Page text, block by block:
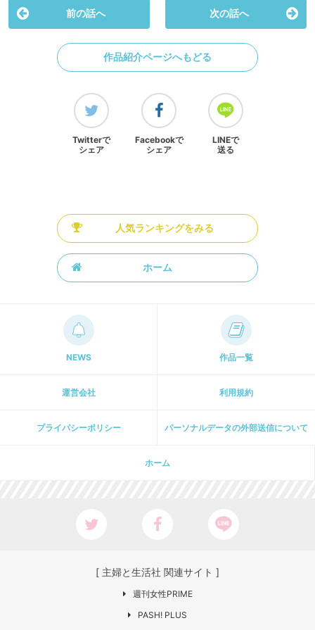
前の話へ 次の話へ
作品紹介ページへもどる
Twitterで
シェア
Facebookで
シェア
LINEで
送る
人気ランキングをみる
ホーム
NEWS 作品一覧
運営会社 利用規約
プライパシーポリシー パーソナルデータの外部送信について
ホーム
[ 主婦と生活社 関連サイト ]
週刊女性PRIME
PASH! PLUS